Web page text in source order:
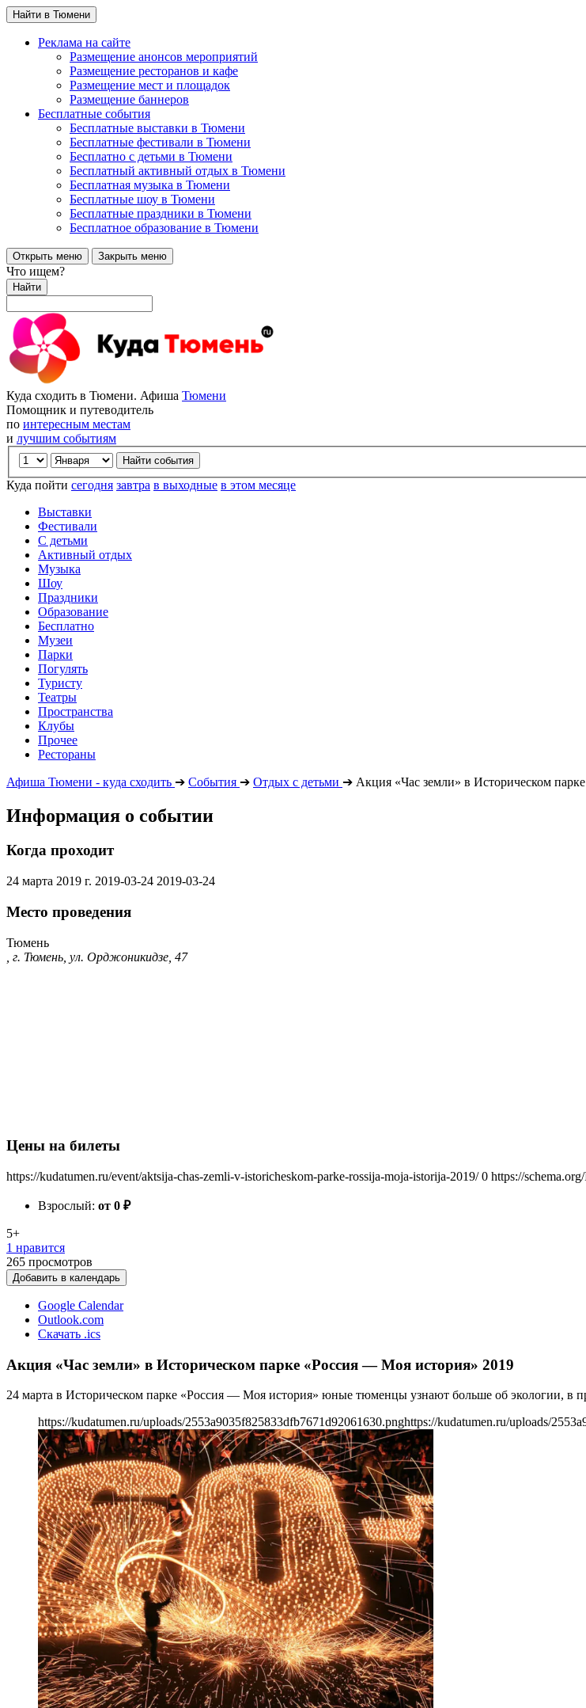
Найти в Тюмени
Реклама на сайте
Размещение анонсов мероприятий
Размещение ресторанов и кафе
Размещение мест и площадок
Размещение баннеров
Бесплатные события
Бесплатные выставки в Тюмени
Бесплатные фестивали в Тюмени
Бесплатно с детьми в Тюмени
Бесплатный активный отдых в Тюмени
Бесплатная музыка в Тюмени
Бесплатные шоу в Тюмени
Бесплатные праздники в Тюмени
Бесплатное образование в Тюмени
Открыть меню Закрыть меню
Что ищем?
Найти
Куда сходить в Тюмени. Афиша Тюмени
Помощник и путеводитель
по интересным местам
и лучшим событиям
Куда пойти сегодня завтра в выходные в этом месяце
Выставки
Фестивали
С детьми
Активный отдых
Музыка
Шоу
Праздники
Образование
Бесплатно
Музеи
Парки
Погулять
Туристу
Театры
Пространства
Клубы
Прочее
Рестораны
Афиша Тюмени - куда сходить ➔ События ➔ Отдых с детьми ➔ Акция «Час земли» в Историческом
Информация о событии
Когда проходит
24 марта 2019 г. 2019-03-24 2019-03-24
Место проведения
Тюмень
, г. Тюмень, ул. Орджоникидзе, 47
Цены на билеты
https://kudatumen.ru/event/aktsija-chas-zemli-v-istoricheskom-parke-rossija-moja-istorija-2019/ 0 https://
Взрослый: от 0 ₽
5+
1 нравится
265 просмотров
Добавить в календарь
Google Calendar
Outlook.com
Скачать .ics
Акция «Час земли» в Историческом парке «Россия — Моя история» 2019
24 марта в Историческом парке «Россия — Моя история» юные тюменцы узнают больше об экологии, в
https://kudatumen.ru/uploads/2553a9035f825833dfb7671d92061630.pnghttps://kudatumen.ru/uploads/